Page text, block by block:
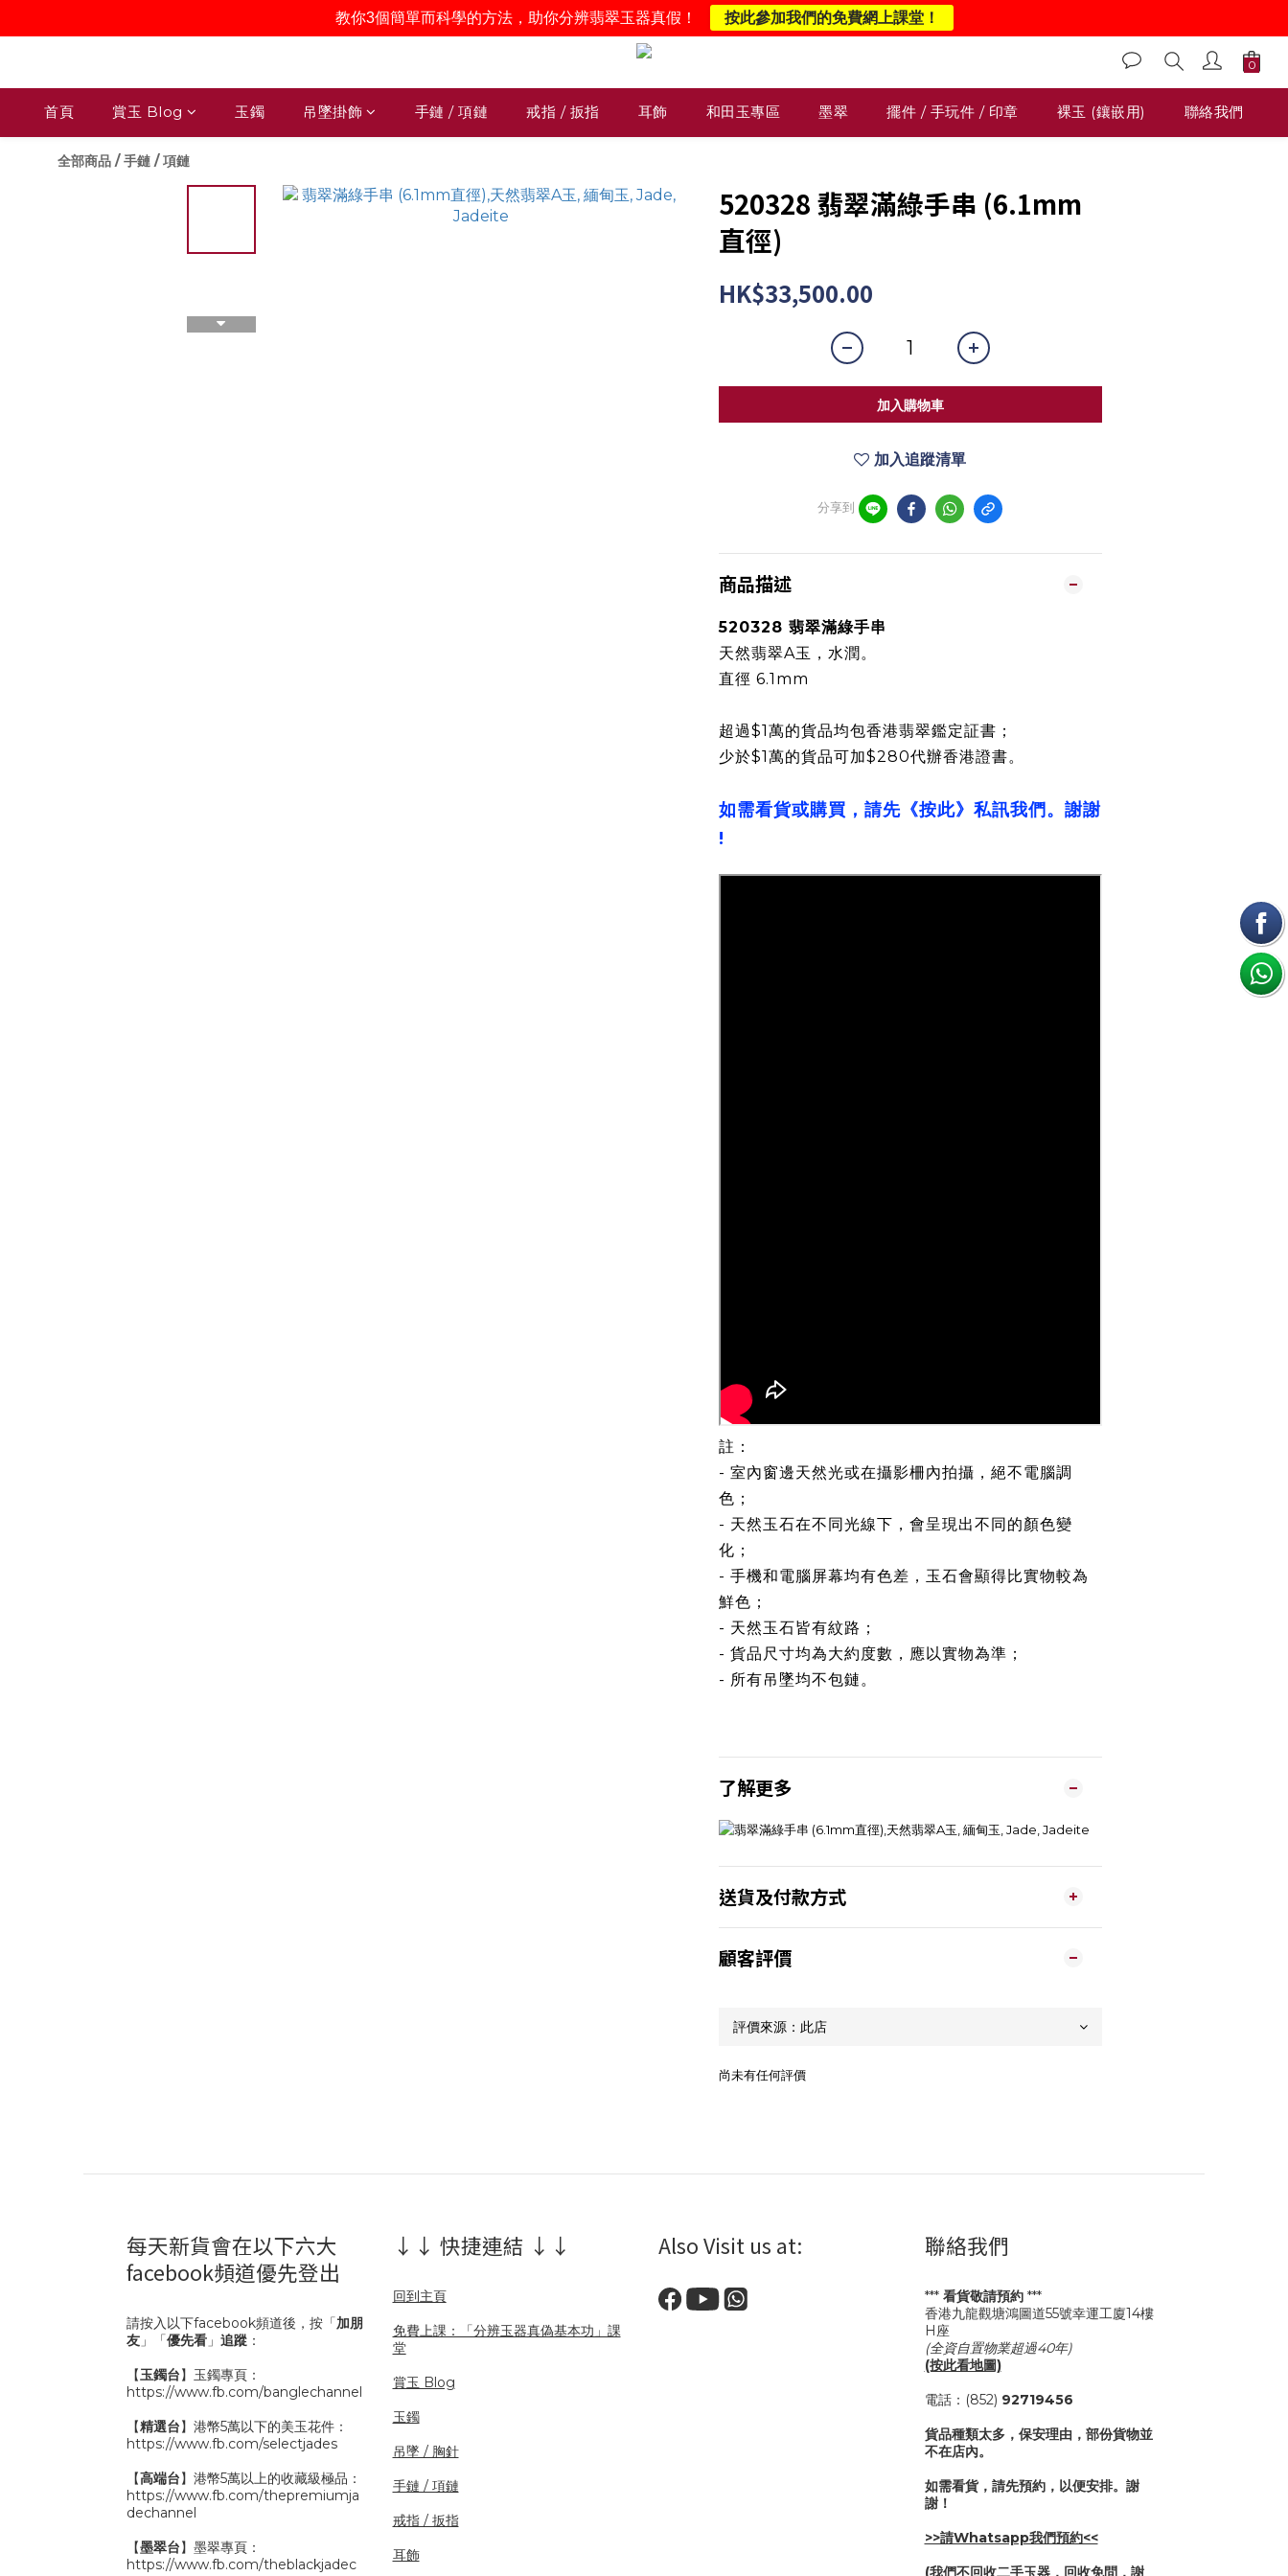
首頁 賞玉 Blog 玉鐲 吊墜掛飾 手鏈 / 項鏈 戒指 / 扳指 耳飾 和田玉專區 墨翠 擺件 / 手玩件 / 印章 裸玉 (鑲嵌用) 聯絡我們
全部商品 /手鏈 / 項鏈
520328 翡翠滿綠手串 (6.1mm
直徑)
HK$33,500.00
加入購物車
加入追蹤清單
分享到
商品描述
520328 翡翠滿綠手串
天然翡翠A玉，水潤。
直徑 6.1mm
超過$1萬的貨品均包香港翡翠鑑定証書；
少於$1萬的貨品可加$280代辦香港證書。
如需看貨或購買，請先《按此》私訊我們。謝謝
!
註：
- 室內窗邊天然光或在攝影柵內拍攝，絕不電腦調
色；
- 天然玉石在不同光線下，會呈現出不同的顏色變
化；
- 手機和電腦屏幕均有色差，玉石會顯得比實物較為
鮮色；
- 天然玉石皆有紋路；
- 貨品尺寸均為大約度數，應以實物為準；
- 所有吊墜均不包鏈。
了解更多
送貨及付款方式
顧客評價
尚未有任何評價
每天新貨會在以下六大
facebook頻道優先登出
請按入以下facebook頻道後，按「加朋
友 」「優先看 」 追蹤 ：
【玉鐲台】玉鐲專頁：
https://www.fb.com/banglechannel
【精選台】港幣5萬以下的美玉花件：
https://www.fb.com/selectjades
【高端台】港幣5萬以上的收藏級極品：
https://www.fb.com/thepremiumja
dechannel
【墨翠台】墨翠專頁：
https://www.fb.com/theblackjadec
↓↓ 快捷連結 ↓↓
回到主頁
免費上課：「分辨玉器真偽基本功」課
堂
賞玉 Blog
玉鐲
吊墜 / 胸針
手鏈 / 項鏈
戒指 / 扳指
耳飾
Also Visit us at: 聯絡我們
*** 看貨敬請預約***
香港九龍觀塘鴻圖道55號幸運工廈14樓
H座
(全資自置物業超過40年)
(按此看地圖)
電話：(852) 92719456
貨品種類太多，保安理由，部份貨物並
不在店內。
如需看貨，請先預約，以便安排。謝
謝！
>>請Whatsapp我們預約<<
(我們不回收二手玉器，回收免問，謝
教你3個簡單而科學的方法，助你分辨翡翠玉器真假！ 按此參加我們的免費網上課堂！